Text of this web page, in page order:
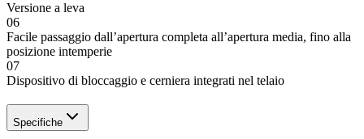
Versione a leva
06
Facile passaggio dall’apertura completa all’apertura media, fino alla
posizione intemperie
07
Dispositivo di bloccaggio e cerniera integrati nel telaio
Specifiche